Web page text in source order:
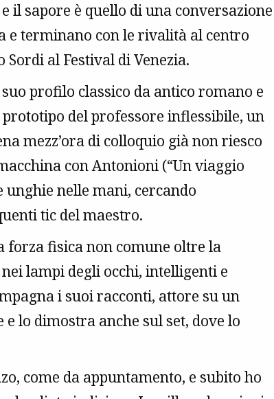
il sapore è quello di una conversazione
e terminano con le rivalità al centro
al Festival di Venezia.
profilo classico da antico romano e
del professore inflessibile, un
mezz’ora di colloquio già non riesco
con Antonioni (“Un viaggio
unghie nelle mani, cercando
tic del maestro.
forza fisica non comune oltre la
lampi degli occhi, intelligenti e
i suoi racconti, attore su un
lo dimostra anche sul set, dove lo
come da appuntamento, e subito ho